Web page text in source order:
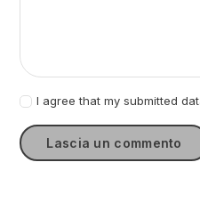
I agree that my submitted